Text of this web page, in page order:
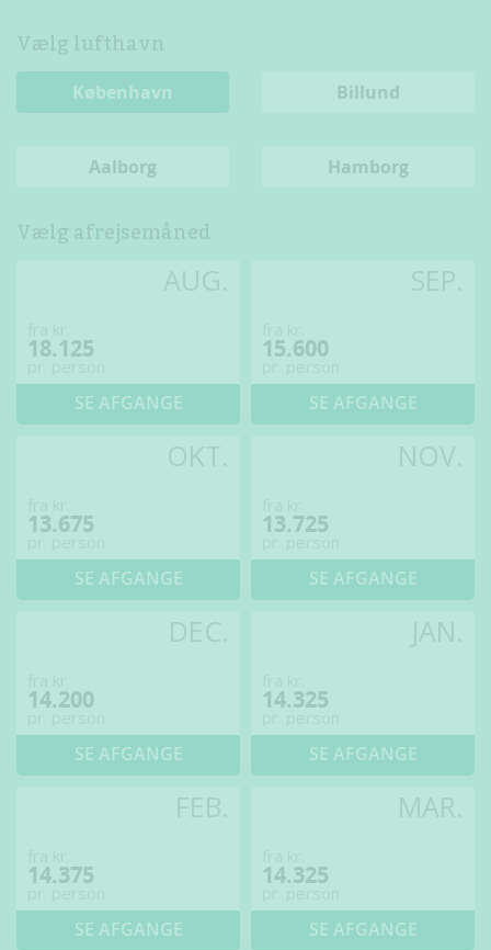
Vælg lufthavn
København Billund
Aalborg Hamborg
Vælg afrejsemåned
18.125
SE AFGANGE
15.600
SE AFGANGE
13.675
SE AFGANGE
13.725
SE AFGANGE
14.200
SE AFGANGE
14.325
SE AFGANGE
14.375
SE AFGANGE
14.325
SE AFGANGE